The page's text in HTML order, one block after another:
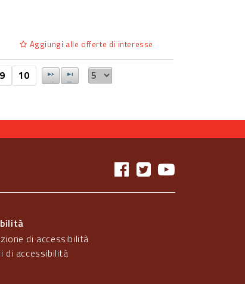
Aggiungi alle offerte di interesse
9 10
di accessibilità
di accessibilità